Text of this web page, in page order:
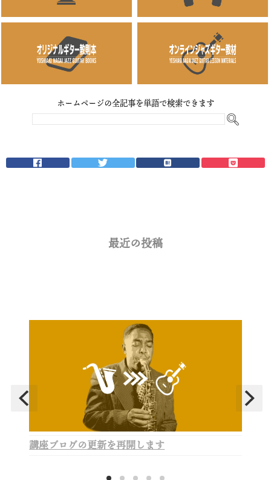
ホームページの全記事を単語で検索できます
最近の投稿
講座ブログの更新を再開します